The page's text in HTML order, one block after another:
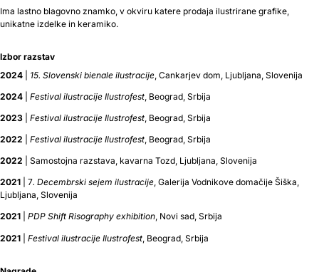
Ima lastno blagovno znamko, v okviru katere prodaja ilustrirane grafike,
unikatne izdelke in keramiko.
Izbor razstav
2024
15. Slovenski bienale ilustracije, Cankarjev dom, Ljubljana, Slovenija
2024 Festival ilustracije Ilustrofest, Beograd, Srbija
2023 Festival ilustracije Ilustrofest, Beograd, Srbija
2022 Festival ilustracije Ilustrofest, Beograd, Srbija
2022 | Samostojna razstava, kavarna Tozd, Ljubljana, Slovenija
2021 | 7. Decembrski sejem ilustracije, Galerija Vodnikove domačije Šiška,
Ljubljana, Slovenija
2021 PDP Shift Risography exhibition, Novi sad, Srbija
2021 Festival ilustracije Ilustrofest , Beograd, Srbija